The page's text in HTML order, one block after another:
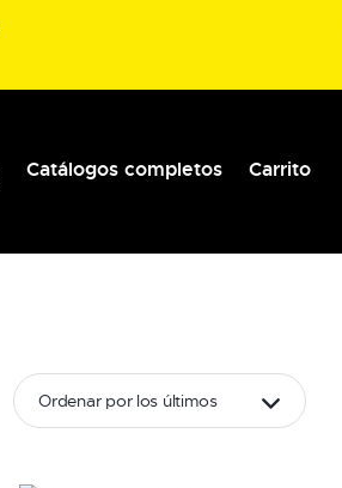
Catálogos completos Carrito